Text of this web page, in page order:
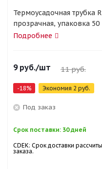
Термоусадочная трубка
прозрачная, упаковка
Подробнее
9руб./шт 11руб.
-18% Экономия 2 руб.
Под заказ
Срок поставки: 30 дней
CDEK: Срок доставки
заказа.